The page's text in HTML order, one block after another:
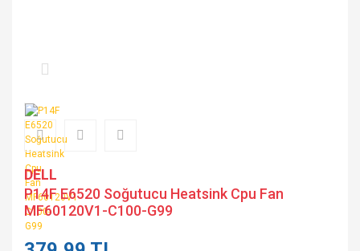
DELL
P14F E6520 Soğutucu Heatsink Cpu Fan
MF60120V1-C100-G99